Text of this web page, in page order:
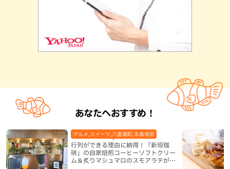
あなたへおすすめ！
行列ができる理由に納得！「新垣珈
琲」の自家焙煎コーヒーソフトクリー
ム＆炙りマシュマロのスモアラテが絶
グルメ,スイーツ,八重瀬町,本島南部